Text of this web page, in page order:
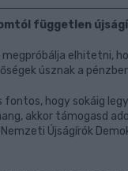
független
megpróbálja elhitetni,
úsznak a
fontos, hogy sokáig
akkor támogasd
Újságírók